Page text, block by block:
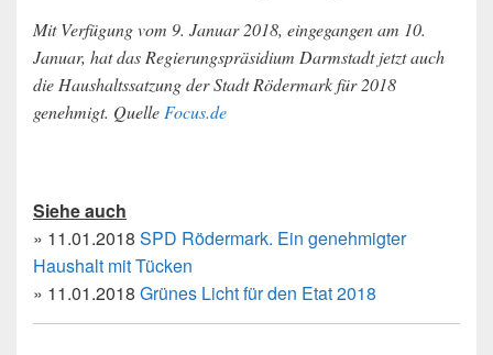
Mit Verfügung vom 9. Januar 2018, eingegangen am 10.
Januar, hat das Regierungspräsidium Darmstadt jetzt auch
die Haushaltssatzung der Stadt Rödermark für 2018
genehmigt. QuelleFocus.de
Siehe auch
» 11.01.2018 SPD Rödermark. Ein genehmigter
Haushalt mit Tücken
» 11.01.2018 Grünes Licht für den Etat 2018